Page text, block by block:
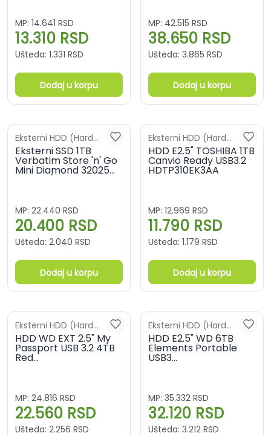
MP: 14.641 RSD
13.310 RSD
Ušteda: 1.331 RSD
Dodaj u korpu
MP: 42.515 RSD
38.650 RSD
Ušteda: 3.865 RSD
Dodaj u korpu
Eksterni HDD (Hard
diskovi)
Eksterni SSD 1TB
Verbatim Store 'n' Go
Mini Diamond 32025
USB 3.2/USB-C
MP: 22.440 RSD
20.400 RSD
Ušteda: 2.040 RSD
Dodaj u korpu
Eksterni HDD (Hard
diskovi)
HDD E2.5" TOSHIBA 1TB
Canvio Ready USB3.2
HDTP310EK3AA
MP: 12.969 RSD
11.790 RSD
Ušteda: 1.179 RSD
Dodaj u korpu
Eksterni HDD (Hard
diskovi)
HDD WD EXT 2.5" My
Passport USB 3.2 4TB
Red
MP: 24.816 RSD
22.560 RSD
Ušteda: 2.256 RSD
Eksterni HDD (Hard
diskovi)
HDD E2.5" WD 6TB
Elements Portable
USB3
MP: 35.332 RSD
32.120 RSD
Ušteda: 3.212 RSD